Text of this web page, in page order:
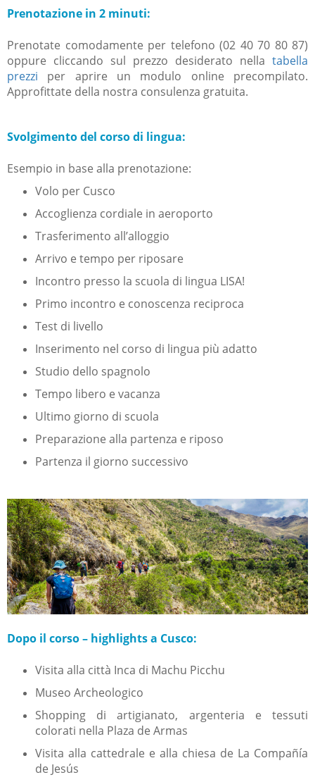
Prenotazione in 2 minuti:
Prenotate comodamente per telefono (02 40 70 80 87)
oppure cliccando sul prezzo desiderato nella tabella
prezzi per aprire un modulo online precompilato.
Approfittate della nostra consulenza gratuita.
Svolgimento del corso di lingua:
Esempio in base alla prenotazione:
Volo per Cusco
Accoglienza cordiale in aeroporto
Trasferimento all’alloggio
Arrivo e tempo per riposare
Incontro presso la scuola di lingua LISA!
Primo incontro e conoscenza reciproca
Test di livello
Inserimento nel corso di lingua più adatto
Studio dello spagnolo
Tempo libero e vacanza
Ultimo giorno di scuola
Preparazione alla partenza e riposo
Partenza il giorno successivo
Dopo il corso – highlights a Cusco:
Visita alla città Inca di Machu Picchu
Museo Archeologico
Shopping di artigianato, argenteria e tessuti
colorati nella Plaza de Armas
Visita alla cattedrale e alla chiesa de La Compañía
de Jesús